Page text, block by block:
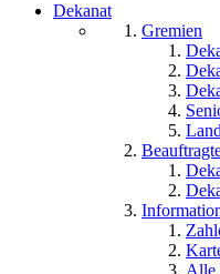
Dekanat
Gremien
Alle